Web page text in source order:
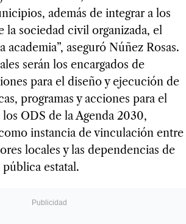
además de integrar a los
la sociedad civil organizada, el
academia”, aseguró Núñez Rosas.
serán los encargados de
para el diseño y ejecución de
programas y acciones para el
ODS de la Agenda 2030,
instancia de vinculación entre
locales y las dependencias de
estatal.